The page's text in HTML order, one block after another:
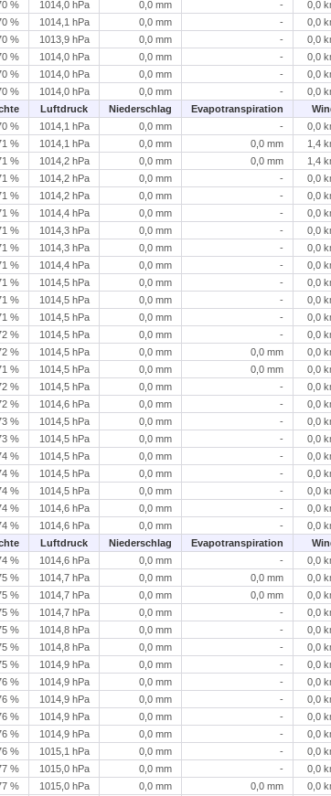
% 1014,0 hPa 0,0 mm - 0,0
% 1014,1 hPa 0,0 mm - 0,0
% 1013,9 hPa 0,0 mm - 0,0
% 1014,0 hPa 0,0 mm - 0,0
% 1014,0 hPa 0,0 mm - 0,0
% 1014,0 hPa 0,0 mm - 0,0
Luftdruck Niederschlag Evapotranspiration
% 1014,1 hPa 0,0 mm - 0,0
% 1014,1 hPa 0,0 mm 0,0 mm 1,4
% 1014,2 hPa 0,0 mm 0,0 mm 1,4
% 1014,2 hPa 0,0 mm - 0,0
% 1014,2 hPa 0,0 mm - 0,0
% 1014,4 hPa 0,0 mm - 0,0
% 1014,3 hPa 0,0 mm - 0,0
% 1014,3 hPa 0,0 mm - 0,0
% 1014,4 hPa 0,0 mm - 0,0
% 1014,5 hPa 0,0 mm - 0,0
% 1014,5 hPa 0,0 mm - 0,0
% 1014,5 hPa 0,0 mm - 0,0
% 1014,5 hPa 0,0 mm - 0,0
% 1014,5 hPa 0,0 mm 0,0 mm 0,0
% 1014,5 hPa 0,0 mm 0,0 mm 0,0
% 1014,5 hPa 0,0 mm - 0,0
% 1014,6 hPa 0,0 mm - 0,0
% 1014,5 hPa 0,0 mm - 0,0
% 1014,5 hPa 0,0 mm - 0,0
% 1014,5 hPa 0,0 mm - 0,0
% 1014,5 hPa 0,0 mm - 0,0
% 1014,5 hPa 0,0 mm - 0,0
% 1014,6 hPa 0,0 mm - 0,0
% 1014,6 hPa 0,0 mm - 0,0
Luftdruck Niederschlag Evapotranspiration
% 1014,6 hPa 0,0 mm - 0,0
% 1014,7 hPa 0,0 mm 0,0 mm 0,0
% 1014,7 hPa 0,0 mm 0,0 mm 0,0
% 1014,7 hPa 0,0 mm - 0,0
% 1014,8 hPa 0,0 mm - 0,0
% 1014,8 hPa 0,0 mm - 0,0
% 1014,9 hPa 0,0 mm - 0,0
% 1014,9 hPa 0,0 mm - 0,0
% 1014,9 hPa 0,0 mm - 0,0
% 1014,9 hPa 0,0 mm - 0,0
% 1014,9 hPa 0,0 mm - 0,0
% 1015,1 hPa 0,0 mm - 0,0
% 1015,0 hPa 0,0 mm - 0,0
% 1015,0 hPa 0,0 mm 0,0 mm 0,0